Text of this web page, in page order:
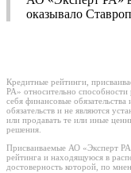
оказывало
Кредитные рейтинги,
РА» относительно
себя финансовые
обязательств и не являются
или продавать те или иные
решения.
Присваиваемые АО «Эксперт
рейтинга и находящуюся в
достоверность которой, по